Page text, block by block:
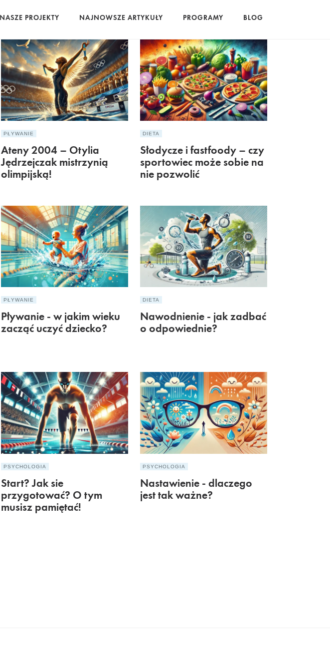
NASZE PROJEKTY NAJNOWSZE ARTYKUŁY PROGRAMY BLOG
PŁYWANIE
Ateny 2004 – Otylia
Jędrzejczak mistrzynią
olimpijską!
DIETA
Słodycze i fastfoody – czy
sportowiec może sobie na
nie pozwolić
PŁYWANIE
Pływanie - w jakim wieku
zacząć uczyć dziecko?
DIETA
Nawodnienie - jak zadbać
o odpowiednie?
PSYCHOLOGIA
Start? Jak sie
przygotować? O tym
musisz pamiętać!
PSYCHOLOGIA
Nastawienie - dlaczego
jest tak ważne?